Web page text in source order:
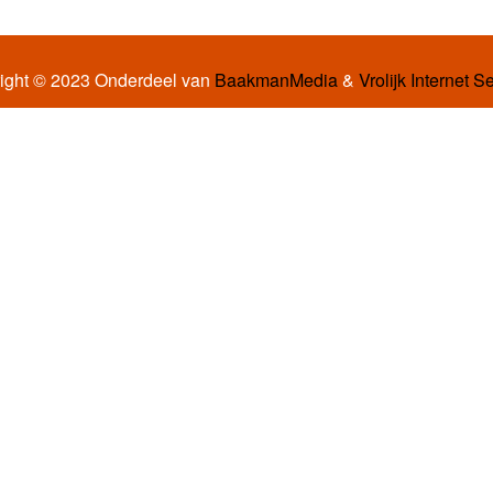
© 2023 Onderdeel van BaakmanMedia& Vrolijk Internet